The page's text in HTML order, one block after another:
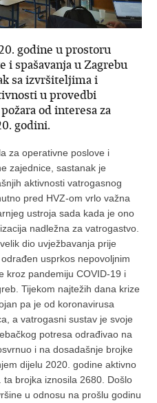
godine u prostoru
i spašavanja u Zagrebu
sa izvršiteljima i
u provedbi
od interesa za
godini.
za operativne poslove i
zajednice, sastanak je
aktivnosti vatrogasnog
pred HVZ-om vrlo važna
ustroja sada kada je ono
nadležna za vatrogastvo.
dio uvježbavanja prije
usprkos nepovoljnim
kroz pandemiju COVID-19 i
Tijekom najtežih dana krize
pa je od koronavirusa
a vatrogasni sustav je svoje
potresa odrađivao na
i na dosadašnje brojke
dijelu 2020. godine aktivno
brojka iznosila 2680. Došlo
u odnosu na prošlu godinu